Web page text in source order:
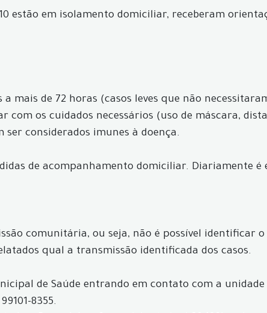
estão em isolamento domiciliar, receberam
mais de 72 horas (casos leves que não
os cuidados necessários (uso de máscara,
considerados imunes à doença.
de acompanhamento domiciliar. Diariamente
comunitária, ou seja, não é possível identificar
qual a transmissão identificada dos casos.
de Saúde entrando em contato com a
8355.